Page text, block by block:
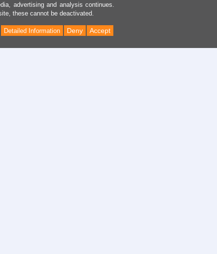
advertising and analysis continues.
these cannot be deactivated.
Accept
Deny
Detailed Information